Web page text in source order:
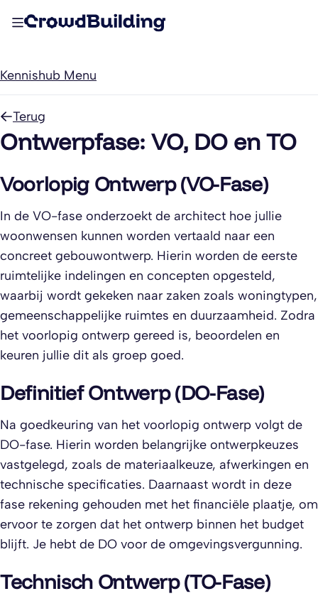
Kennishub Menu
Terug
Ontwerpfase: VO, DO en TO
Voorlopig Ontwerp (VO-Fase)
In de VO-fase onderzoekt de architect hoe jullie
woonwensen kunnen worden vertaald naar een
concreet gebouwontwerp. Hierin worden de eerste
ruimtelijke indelingen en concepten opgesteld,
waarbij wordt gekeken naar zaken zoals woningtypen,
gemeenschappelijke ruimtes en duurzaamheid. Zodra
het voorlopig ontwerp gereed is, beoordelen en
keuren jullie dit als groep goed.
Definitief Ontwerp (DO-Fase)
Na goedkeuring van het voorlopig ontwerp volgt de
DO-fase. Hierin worden belangrijke ontwerpkeuzes
vastgelegd, zoals de materiaalkeuze, afwerkingen en
technische specificaties. Daarnaast wordt in deze
fase rekening gehouden met het financiële plaatje, om
ervoor te zorgen dat het ontwerp binnen het budget
blijft. Je hebt de DO voor de omgevingsvergunning.
Technisch Ontwerp (TO-Fase)